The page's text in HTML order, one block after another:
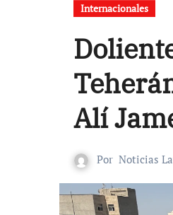
Internacionales
Alí
Por Noticias